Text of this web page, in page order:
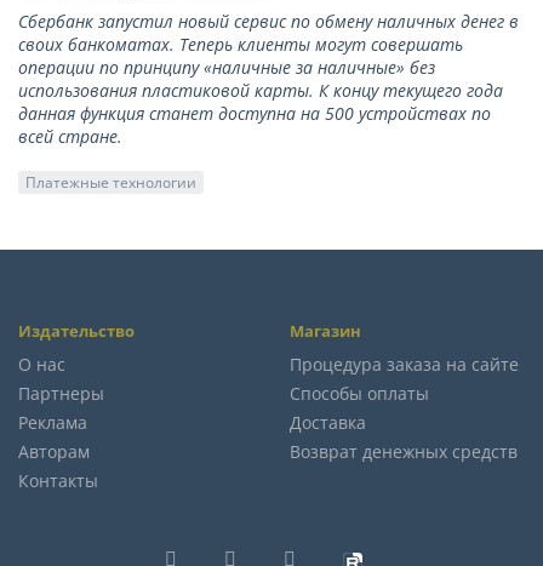
Сбербанк запустил новый сервис по обмену наличных денег в
своих банкоматах. Теперь клиенты могут совершать
операции по принципу «наличные за наличные» без
использования пластиковой карты. К концу текущего года
данная функция станет доступна на 500 устройствах по
всей стране.
Платежные технологии
Издательство
О нас
Партнеры
Реклама
Авторам
Контакты
Магазин
Процедура заказа на сайте
Способы оплаты
Доставка
Возврат денежных средств